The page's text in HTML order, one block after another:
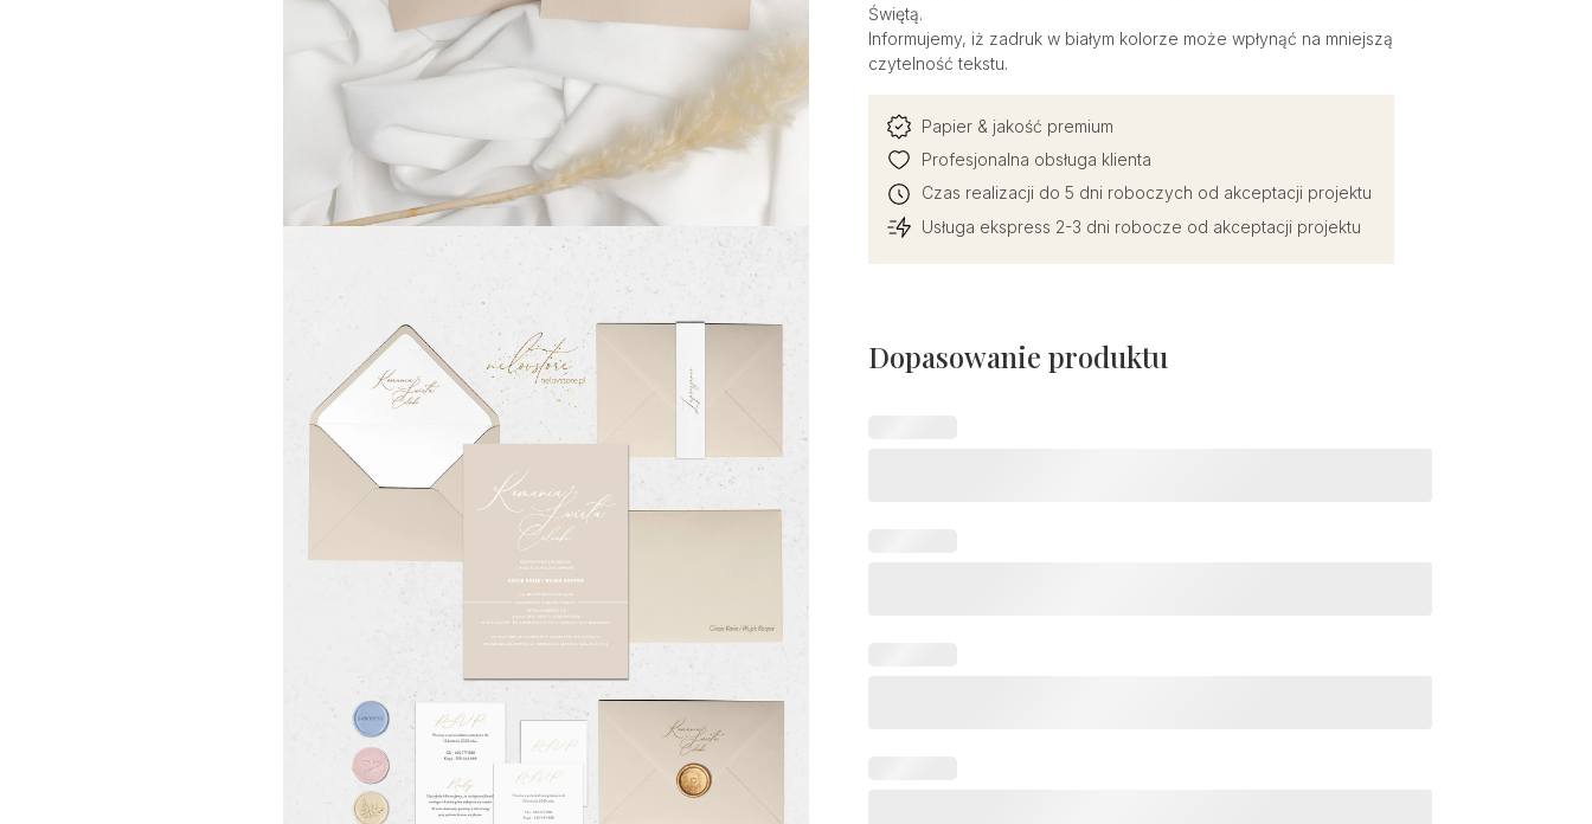
Świętą.
Informujemy, iż zadruk w białym kolorze może wpłynąć na mniejszą
czytelność tekstu.
Papier & jakość premium
Profesjonalna obsługa klienta
Czas realizacji do 5 dni roboczych od akceptacji projektu
Usługa ekspress 2-3 dni robocze od akceptacji projektu
Dopasowanie produktu